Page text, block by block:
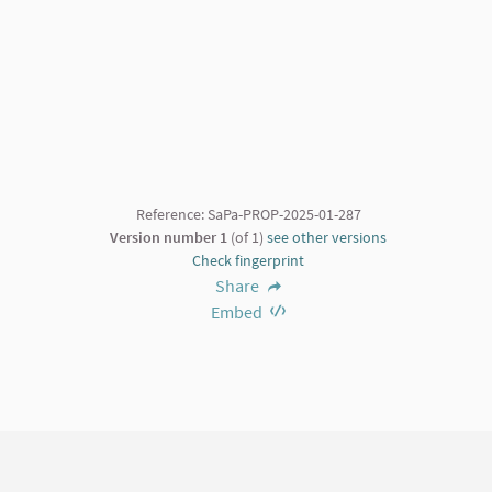
Reference: SaPa-PROP-2025-01-287
Version number 1 (of 1) see other versions
Check fingerprint
Share
Embed